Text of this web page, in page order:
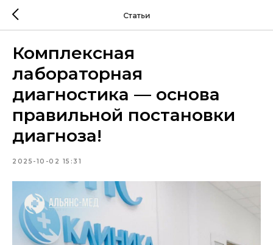
Статьи
Комплексная
лабораторная
диагностика — основа
правильной постановки
диагноза!
2025-10-02 15:31